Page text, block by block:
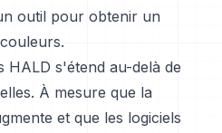
outil pour obtenir un
HALD s'étend au-delà de
À mesure que la
et que les logiciels